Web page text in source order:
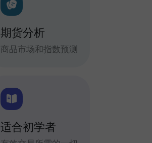
期货分析
商品市场和指数预测
适合初学者